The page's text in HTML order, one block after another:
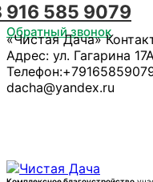
916 585 9079
Обратный звонок
«Чистая Дача»
Адрес: ул. Гагарина
Телефон:
dacha@yandex.ru